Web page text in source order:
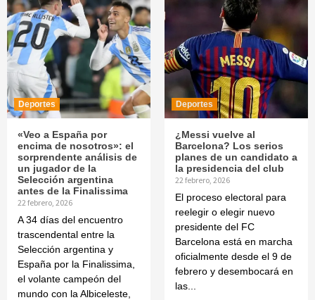
Deportes
«Veo a España por
encima de nosotros»: el
sorprendente análisis de
un jugador de la
Selección argentina
antes de la Finalissima
22 febrero, 2026
A 34 días del encuentro
trascendental entre la
Selección argentina y
España por la Finalissima,
el volante campeón del
mundo con la Albiceleste,
Deportes
¿Messi vuelve al
Barcelona? Los serios
planes de un candidato a
la presidencia del club
22 febrero, 2026
El proceso electoral para
reelegir o elegir nuevo
presidente del FC
Barcelona está en marcha
oficialmente desde el 9 de
febrero y desembocará en
las...